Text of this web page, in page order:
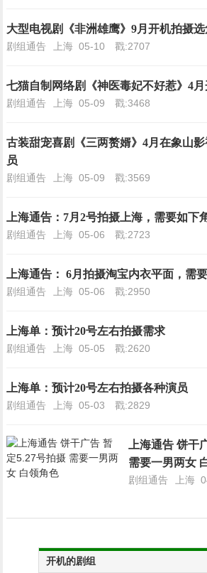
大型电视剧《非洲雄鹰》9月开机拍摄
剧组通告 上海05-10 戳:2707
七猫自制网络剧《神医毒妃不好惹》4
剧组通告 上海05-09 戳:3468
古装甜宠喜剧《三两赘婿》4月在象山
员
剧组通告 上海05-09 戳:3569
上海通告：7月2号拍摄上海，需要如下
剧组通告 上海05-06 戳:2723
上海通告： 6月拍摄淘宝内衣平面，需
剧组通告 上海05-06 戳:2950
上海单：预计20号左右拍摄需求
剧组通告 上海05-05 戳:2620
上海单：预计20号左右拍摄各种演员
剧组通告 上海05-03 戳:2829
上海通告 饼干
需要一男两女
剧组通告 上海
开机的剧组